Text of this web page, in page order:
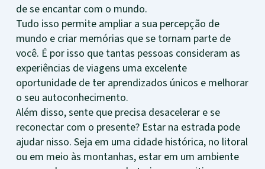
de se encantar com o mundo.
Tudo isso permite ampliar a sua percepção de
mundo e criar memórias que se tornam parte de
você. É por isso que tantas pessoas consideram as
experiências de viagens uma excelente
oportunidade de ter aprendizados únicos e melhorar
o seu autoconhecimento.
Além disso, sente que precisa desacelerar e se
reconectar com o presente? Estar na estrada pode
ajudar nisso. Seja em uma cidade histórica, no litoral
ou em meio às montanhas, estar em um ambiente